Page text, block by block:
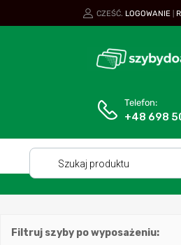
CZEŚĆ. LOGOWANIE
Telefon:
+48 698
Filtruj szyby po wyposażeniu: